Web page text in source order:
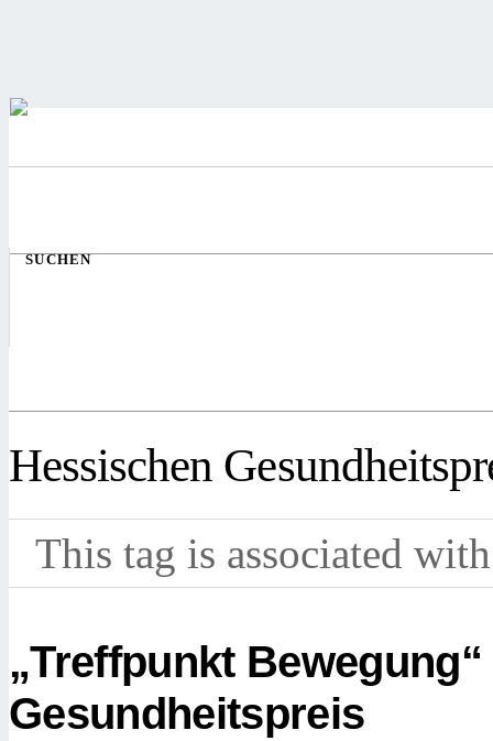
SUCHEN
Hessischen
This tag is associated
„Treffpunkt
Gesundheitspreis